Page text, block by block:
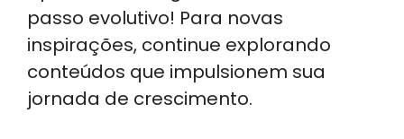
passo evolutivo! Para novas
inspirações, continue explorando
conteúdos que impulsionem sua
jornada de crescimento.